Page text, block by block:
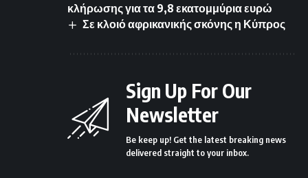
κλήρωσης για τα 9,8 εκατομμύρια ευρώ
Σε κλοιό αφρικανικής σκόνης η Κύπρος
Sign Up For Our
Newsletter
Be keep up! Get the latest breaking news
delivered straight to your inbox.